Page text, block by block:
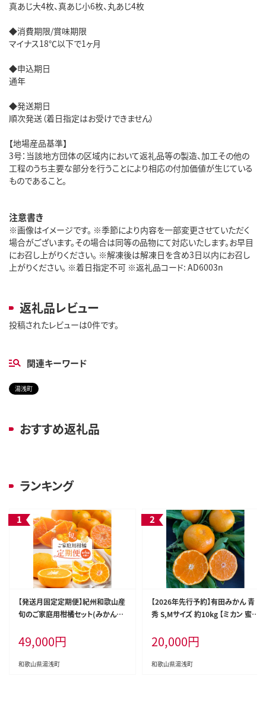
真あじ大4枚、真あじ小6枚、丸あじ4枚
◆消費期限/賞味期限
マイナス18℃以下で1ヶ月
◆申込期日
通年
◆発送期日
順次発送（着日指定はお受けできません）
【地場産品基準】
3号：当該地方団体の区域内において返礼品等の製造、加工その他の
工程のうち主要な部分を行うことにより相応の付加価値が生じている
ものであること。
注意書き
※画像はイメージです。 ※季節により内容を一部変更させていただく
場合がございます。その場合は同等の品物にて対応いたします。お早目
にお召し上がりください。 ※解凍後は解凍日を含め3日以内にお召し
上がりください。 ※着日指定不可 ※返礼品コード: AD6003n
返礼品レビュー
投稿されたレビューは0件です。
関連キーワード
湯浅町
おすすめ返礼品
ランキング
【発送月固定定期便】紀州和歌山産
旬のご家庭用柑橘セット(みかん・
T101
49,000円
和歌山県湯浅町
【2026年先行予約】有田みかん 青
秀 S,Мサイズ 約10kg 【ミカン 蜜柑
山 贈答 ギフト】_BF6007
20,000円
和歌山県湯浅町